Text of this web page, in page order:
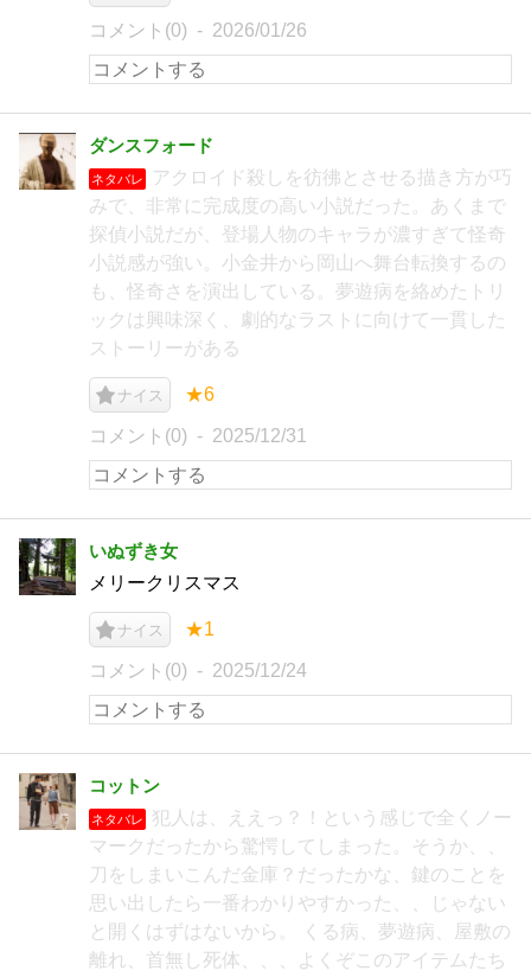
コメント(0) 2026/01/26
ダンスフォード
ネタバレ
アクロイド殺しを彷彿とさせる描き方が巧
みで、非常に完成度の高い小説だった。あくまで
探偵小説だが、登場人物のキャラが濃すぎて怪奇
小説感が強い。小金井から岡山へ舞台転換するの
も、怪奇さを演出している。夢遊病を絡めたトリ
ックは興味深く、劇的なラストに向けて一貫した
ストーリーがある
ナイス ★6
コメント(0) 2025/12/31
いぬずき女
メリークリスマス
ナイス ★1
コメント(0) 2025/12/24
コットン
ネタバレ
犯人は、ええっ？！という感じで全くノー
マークだったから驚愕してしまった。そうか、、
刀をしまいこんだ金庫？だったかな、鍵のことを
思い出したら一番わかりやすかった、、じゃない
と開くはずはないから。 くる病、夢遊病、屋敷の
離れ、首無し死体、、、よくぞこのアイテムたち